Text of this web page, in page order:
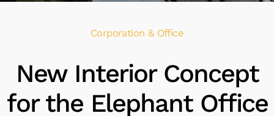
Corporation & Office
New Interior Concept
for the Elephant Office